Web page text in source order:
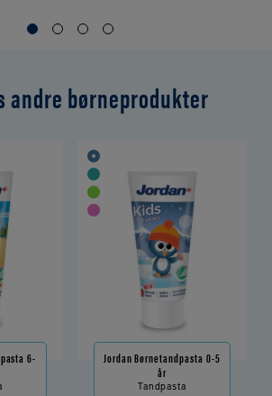
andre børneprodukter
6-
Jordan Børnetandpasta 0-5
år
Tandpasta